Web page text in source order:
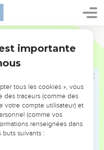
son territoire ; depuis l'âge
le temps dont il s'était
parlé Jérémie le Prophète,
des plaintes, et
de ce qu'ils ne sont plus.
voici, l'Ange du Seigneur
importante
tous les cookies », vous
des traceurs (comme des
votre compte utilisateur) et
(comme vos
renseignées dans
buts suivants :